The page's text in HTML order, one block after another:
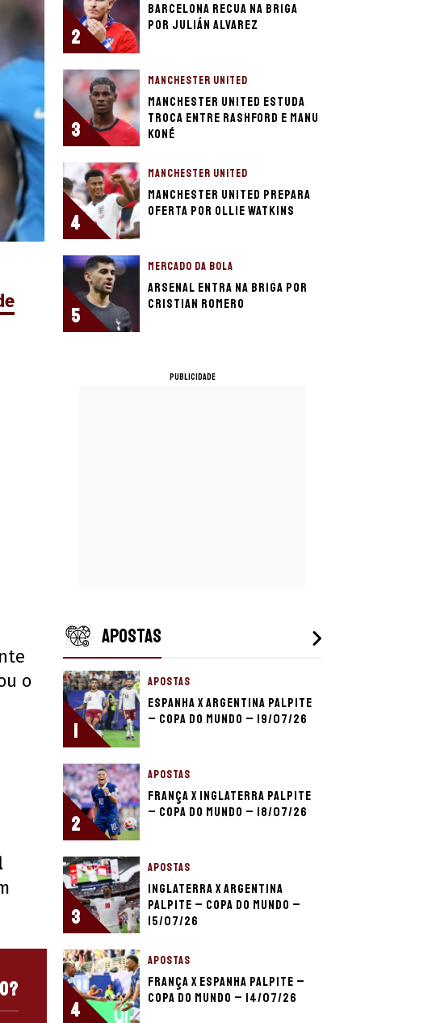
o
2
Barcelona recua na briga
por Julián Alvarez
3
MANCHESTER UNITED
Manchester United estuda
troca entre Rashford e Manu
Koné
4
MANCHESTER UNITED
Manchester United prepara
oferta por Ollie Watkins
5
MERCADO DA BOLA
Arsenal entra na briga por
Cristian Romero
PUBLICIDADE
APOSTAS
1
APOSTAS
Espanha x Argentina palpite
– Copa do Mundo – 19/07/26
2
APOSTAS
França x Inglaterra palpite
– Copa do Mundo – 18/07/26
3
APOSTAS
Inglaterra x Argentina
palpite – Copa do Mundo –
15/07/26
4
APOSTAS
França x Espanha palpite –
Copa do Mundo – 14/07/26